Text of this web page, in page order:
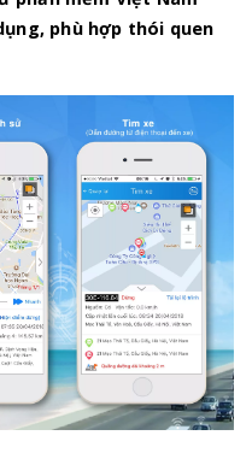
phù hợp thói quen